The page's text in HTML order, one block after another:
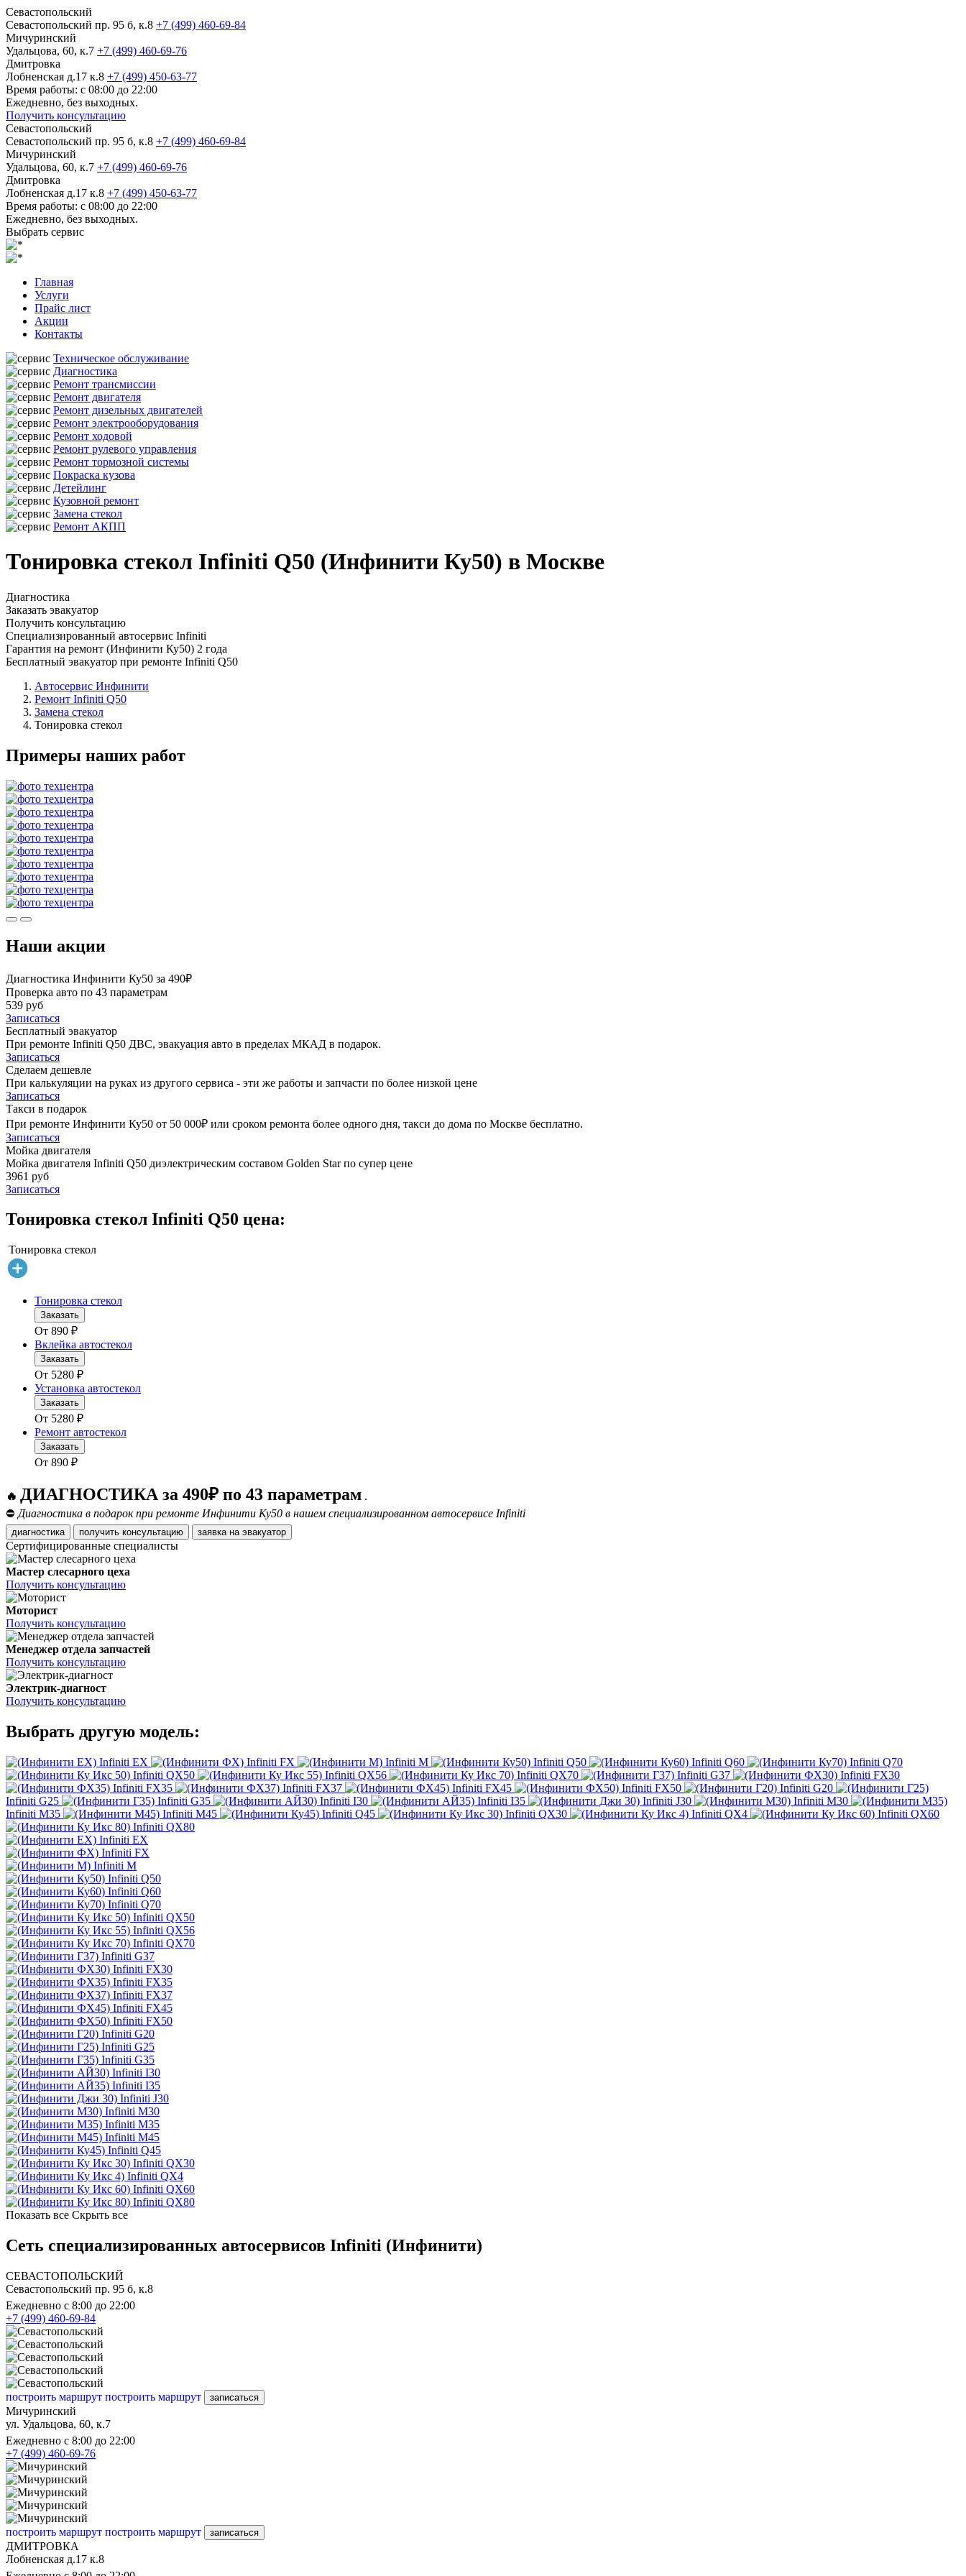
Севастопольский
Севастопольский пр. 95 б, к.8 +7 (499) 460-69-84
Мичуринский
Удальцова, 60, к.7 +7 (499) 460-69-76
Дмитровка
Лобненская д.17 к.8 +7 (499) 450-63-77
Время работы: с 08:00 до 22:00
Ежедневно, без выходных.
Получить консультацию
Севастопольский
Севастопольский пр. 95 б, к.8 +7 (499) 460-69-84
Мичуринский
Удальцова, 60, к.7 +7 (499) 460-69-76
Дмитровка
Лобненская д.17 к.8 +7 (499) 450-63-77
Время работы: с 08:00 до 22:00
Ежедневно, без выходных.
Выбрать сервис
Главная
Услуги
Прайс лист
Акции
Контакты
Техническое обслуживание
Диагностика
Ремонт трансмиссии
Ремонт двигателя
Ремонт дизельных двигателей
Ремонт электрооборудования
Ремонт ходовой
Ремонт рулевого управления
Ремонт тормозной системы
Покраска кузова
Детейлинг
Кузовной ремонт
Замена стекол
Ремонт АКПП
Тонировка стекол Infiniti Q50 (Инфинити Ку50) в Москве
Диагностика
Заказать эвакуатор
Получить консультацию
Специализированный автосервис Infiniti
Гарантия на ремонт (Инфинити Ку50) 2 года
Бесплатный эвакуатор при ремонте Infiniti Q50
Автосервис Инфинити
Ремонт Infiniti Q50
Замена стекол
Тонировка стекол
Примеры наших работ
Наши акции
Диагностика Инфинити Ку50 за 490₽
Проверка авто по 43 параметрам
539 руб
Записаться
Бесплатный эвакуатор
При ремонте Infiniti Q50 ДВС, эвакуация авто в пределах МКАД в подарок.
Записаться
Сделаем дешевле
При калькуляции на руках из другого сервиса - эти же работы и запчасти по более низкой цене
Записаться
Такси в подарок
При ремонте Инфинити Ку50 от 50 000₽ или сроком ремонта более одного дня, такси до дома по Москве бесплатно.
Записаться
Мойка двигателя
Мойка двигателя Infiniti Q50 диэлектрическим составом Golden Star по супер цене
3961 руб
Записаться
Тонировка стекол Infiniti Q50 цена:
Тонировка стекол
Тонировка стекол
Заказать
От 890 ₽
Вклейка автостекол
Заказать
От 5280 ₽
Установка автостекол
Заказать
От 5280 ₽
Ремонт автостекол
Заказать
От 890 ₽
🔥 ДИАГНОСТИКА за 490₽ по 43 параметрам .
⛔ Диагностика в подарок при ремонте Инфинити Ку50 в нашем специализированном автосервисе Infiniti
диагностика получить консультацию заявка на эвакуатор
Сертифицированные специалисты
Мастер слесарного цеха
Получить консультацию
Моторист
Получить консультацию
Менеджер отдела запчастей
Получить консультацию
Электрик-диагност
Получить консультацию
Выбрать другую модель:
Infiniti EX Infiniti FX Infiniti M Infiniti Q50 Infiniti Q60
Infiniti Q70
Infiniti QX50
Infiniti QX56 Infiniti QX70 Infiniti G37
Infiniti FX30
Infiniti FX35
Infiniti FX37 Infiniti FX45 Infiniti FX50
Infiniti G20
Infiniti G25
Infiniti G35 Infiniti I30 Infiniti I35 Infiniti J30
Infiniti M30
Infiniti M35
Infiniti M45 Infiniti Q45 Infiniti QX30 Infiniti QX4
Infiniti QX60
Infiniti QX80
Infiniti EX
Infiniti FX
Infiniti M
Infiniti Q50
Infiniti Q60
Infiniti Q70
Infiniti QX50
Infiniti QX56
Infiniti QX70
Infiniti G37
Infiniti FX30
Infiniti FX35
Infiniti FX37
Infiniti FX45
Infiniti FX50
Infiniti G20
Infiniti G25
Infiniti G35
Infiniti I30
Infiniti I35
Infiniti J30
Infiniti M30
Infiniti M35
Infiniti M45
Infiniti Q45
Infiniti QX30
Infiniti QX4
Infiniti QX60
Infiniti QX80
Показать все Скрыть все
Сеть специализированных автосервисов Infiniti (Инфинити)
СЕВАСТОПОЛЬСКИЙ
Севастопольский пр. 95 б, к.8
Ежедневно с 8:00 до 22:00
+7 (499) 460-69-84
построить маршрут построить маршрут записаться
Мичуринский
ул. Удальцова, 60, к.7
Ежедневно с 8:00 до 22:00
+7 (499) 460-69-76
построить маршрут построить маршрут записаться
ДМИТРОВКА
Лобненская д.17 к.8